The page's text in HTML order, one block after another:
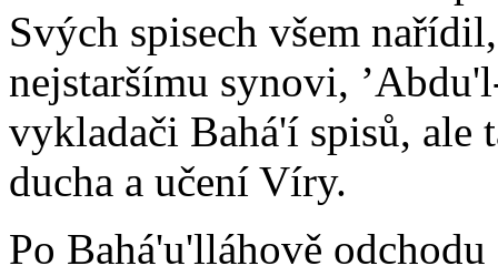
Svých spisech všem
nejstaršímu synovi,
vykladači Bahá'í spisů, ale
ducha a učení Víry.
Po Bahá'u'lláhově